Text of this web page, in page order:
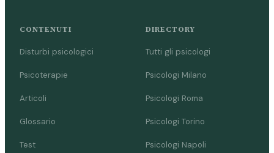
CONTENUTI
Disturbi psicologici
Psicoterapie
Articoli
Glossario
Test
DIRECTORY
Tutti gli psicologi
Psicologi Milano
Psicologi Roma
Psicologi Torino
Psicologi Napoli